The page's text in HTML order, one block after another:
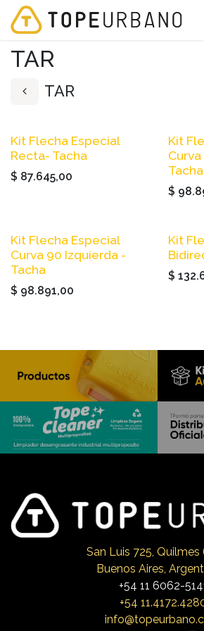
Ir al contenido
TAR
TAR
Kit Flecha Especial
Recta- Tacha
$ 87.645,00
Kit
Tacha
$
Kit Flecha Especial
Curva 90 Izquierda -
Tacha
$ 98.891,00
Kit
$
San Luis 725, Quilmes
Buenos Aires,
+54 11 6062-
+54